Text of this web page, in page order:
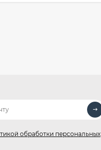
обработки персональных